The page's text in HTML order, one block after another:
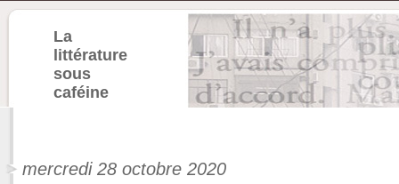
La
littérature
sous
caféine
mercredi 28 octobre 2020